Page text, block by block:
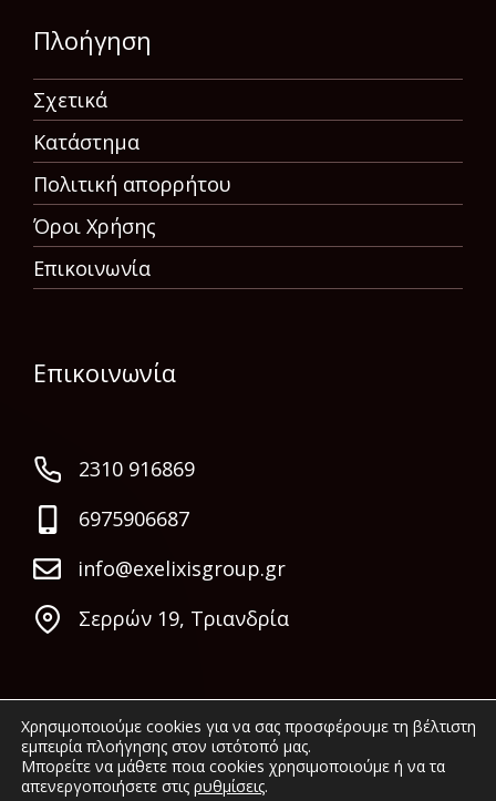
Πλοήγηση
Σχετικά
Κατάστημα
Πολιτική απορρήτου
Όροι Χρήσης
Επικοινωνία
Επικοινωνία
2310 916869
6975906687
info@exelixisgroup.gr
Σερρών 19, Τριανδρία
© 2022 Exelixis Group. All rights reserved.
Χρησιμοποιούμε cookies για να σας προσφέρουμε τη βέλτιστη
εμπειρία πλοήγησης στον ιστότοπό μας.
Μπορείτε να μάθετε ποια cookies χρησιμοποιούμε ή να τα
απενεργοποιήσετε στις ρυθμίσεις.